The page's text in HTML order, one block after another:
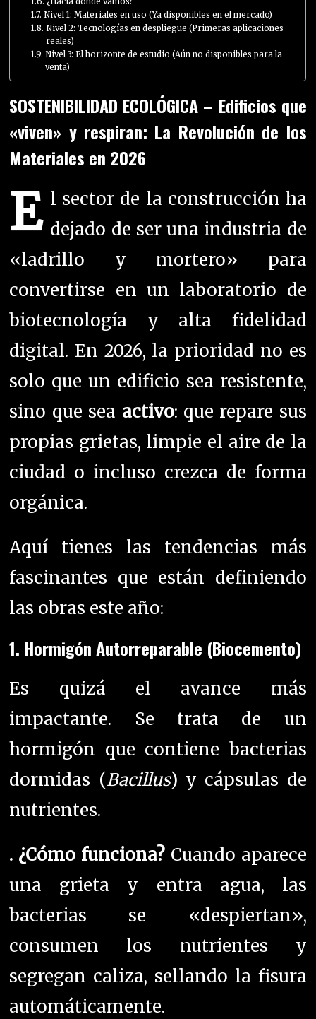
Nivel 1: Materiales en uso (Ya disponibles en el mercado)
Nivel 2: Tecnologías en despliegue (Primeras aplicaciones
reales)
Nivel 3: El horizonte de estudio (Aún no disponibles para la
venta)
SOSTENIBILIDAD ECOLÓGICA – Edificios que
«viven» y respiran: La Revolución de los
Materiales en 2026
E l sector de la construcción ha
dejado de ser una industria de
«ladrillo y mortero» para
convertirse en un laboratorio de
biotecnología y alta fidelidad
digital. En 2026, la prioridad no es
solo que un edificio sea resistente,
sino que sea activo: que repare sus
propias grietas, limpie el aire de la
ciudad o incluso crezca de forma
orgánica.
Aquí tienes las tendencias más
fascinantes que están definiendo
las obras este año:
1. Hormigón Autorreparable (Biocemento)
Es quizá el avance más
impactante. Se trata de un
hormigón que contiene bacterias
dormidas (Bacillus) y cápsulas de
nutrientes.
. ¿Cómo funciona? Cuando aparece
una grieta y entra agua, las
bacterias se «despiertan»,
consumen los nutrientes y
segregan caliza, sellando la fisura
automáticamente.